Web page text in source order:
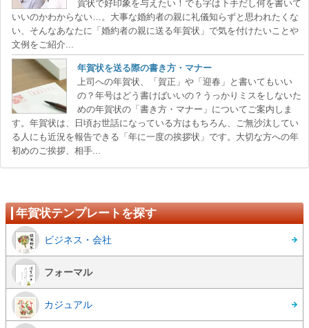
賀状で好印象を与えたい！でも字は下手だし何を書いて
いいのかわからない…。大事な婚約者の親に礼儀知らずと思われたくな
い、そんなあなたに「婚約者の親に送る年賀状」で気を付けたいこと
文例をご紹介...
年賀状を送る際の書き方・マナー
上司への年賀状、「賀正」や「迎春」と書いてもいい
の？年号はどう書けばいいの？うっかりミスをしないた
めの年賀状の「書き方・マナー」についてご案内しま
す。年賀状は、日頃お世話になっている方はもちろん、ご無沙汰してい
る人にも近況を報告できる「年に一度の挨拶状」です。大切な方への年
初めのご挨拶、相手...
年賀状テンプレートを探す
ビジネス・会社
フォーマル
カジュアル